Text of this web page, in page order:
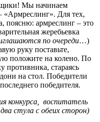
Мы начинаем
Для тех,
поясню: армреслинг – это
жеребьевка
по очереди…)
руку поставьте,
положите на колено. По
противника, стараясь
на стол. Победители
победителя.
конкурса, воспитатель
стула с обеих сторон)